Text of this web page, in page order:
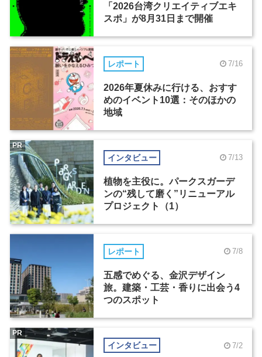
「2026台湾クリエイティブエキ
スポ」が8月31日まで開催
レポート 7/16
2026年夏休みに行ける、おすす
めのイベント10選：そのほかの
地域
インタビュー 7/13
植物を主役に。パークスガーデ
ンの“残して磨く”リニューアル
プロジェクト（1）
PR
レポート 7/8
五感でめぐる、金沢デザイン
旅。建築・工芸・香りに出会う4
つのスポット
インタビュー 7/2
PR